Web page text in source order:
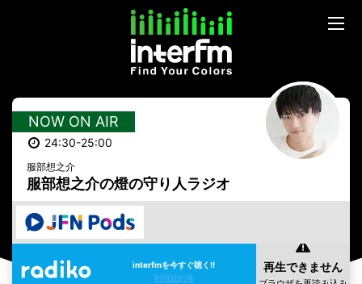
NOW ON AIR
24:30-25:00
服部想之介
服部想之介の燈の守り人ラジオ
interfmを今すぐ聴く!!
利用規約等